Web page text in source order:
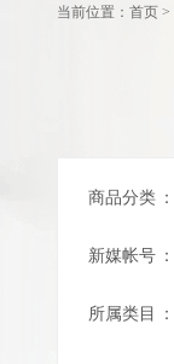
当前位置： 首页 >
商品分类 ：
新媒帐号 ：
所属类目 ：